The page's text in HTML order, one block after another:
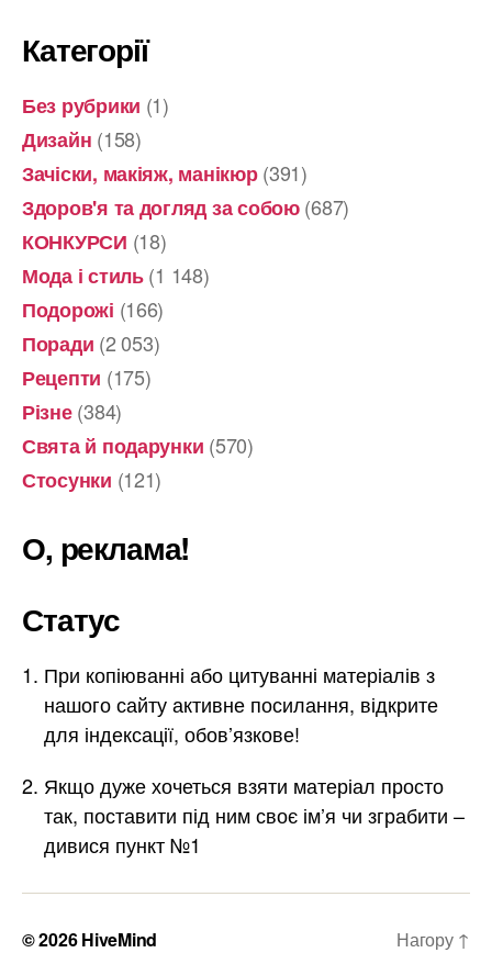
Категорії
Без рубрики (1)
Дизайн (158)
Зачіски, макіяж, манікюр(391)
Здоров'я та догляд за собою(687)
КОНКУРСИ (18)
Мода і стиль(1 148)
Подорожі (166)
Поради (2 053)
Рецепти (175)
Різне(384)
Свята й подарунки (570)
Стосунки (121)
О, реклама!
Статус
При копіюванні або цитуванні матеріалів з
нашого сайту активне посилання, відкрите
для індексації, обов’язкове!
Якщо дуже хочеться взяти матеріал просто
так, поставити під ним своє ім’я чи зграбити –
дивися пункт №1
© 2026HiveMind Нагору ↑